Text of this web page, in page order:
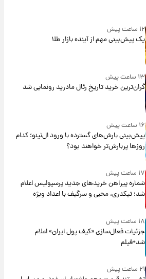
۱۲ ساعت پیش
یک پیش‌بینی مهم از آینده بازار طلا
۱۳ ساعت پیش
گران‌ترین خرید تاریخ رئال مادرید رونمایی شد
۱۶ ساعت پیش
پیش‌بینی بارش‌های گسترده با ورود ال‌نینو؛ کدام
روزها پربارش‌تر خواهند بود؟
۱۷ ساعت پیش
شماره پیراهن خریدهای جدید پرسپولیس اعلام
شد؛ تیکدری، محبی و سرگیف با اعداد ویژه
۱۸ ساعت پیش
جزئیات فعال‌سازی «کیف پول ایران» اعلام
شد+فیلم
۲۱ ساعت پیش